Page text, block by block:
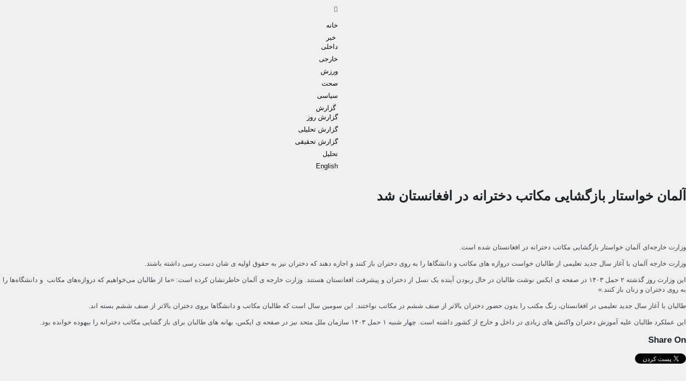
خانه
خبر
داخلی
خارجی
ورزش
صحت
سیاسی
گزارش
گزارش روز
گزارش تحلیلی
گزارش تحقیقی
تحلیل
English
آلمان خواستار بازگشایی مکاتب دخترانه در افغانستان شد
وزارت خارجه‌ای آلمان خواستار بازگشایی مکاتب دخترانه در افغانستان شده است.
وزارت خارجه آلمان با آغاز سال جدید تعلیمی از طالبان خواست دروازه های مکاتب و دانشگاها را به روی دختران باز کنند و اجازه دهند که دختران نیز به حقوق اولیه ی شان دست رسی داشته باشند.
این وزارت روز گذشته ۲ حمل ۱۴۰۳ در صفحه ی ایکس نوشت طالبان در حال ربودن آینده یک نسل از دختران و پیشرفت افغانستان هستند. وزارت خارجه ی آلمان خاطرنشان کرده است: «ما از طالبان می‌خواهیم که دروازه‌های مکانب و دانشگاه‌ها را
به روی دختران و زنان باز کنند.»
طالبان با آغاز سال جدید تعلیمی در افغانستان، زنگ مکتب را بدون حضور دختران بالاتر از صنف ششم در مکاتب نواختند. این سومین سال است که طالبان مکاتب و دانشگاها بروی دختران بالاتر از صنف ششم بسته اند.‌
این عملکرد طالبان علیه آموزش دختران واکنش های زیادی در داخل و خارج از کشور داشته است. چهار شنبه ۱ حمل ۱۴۰۳ سازمان ملل متحد نیز در صفحه ی ایکس، بهانه های طالبان برای باز گشایی مکاتب دخترانه را بیهوده خوانده بود.
Share On